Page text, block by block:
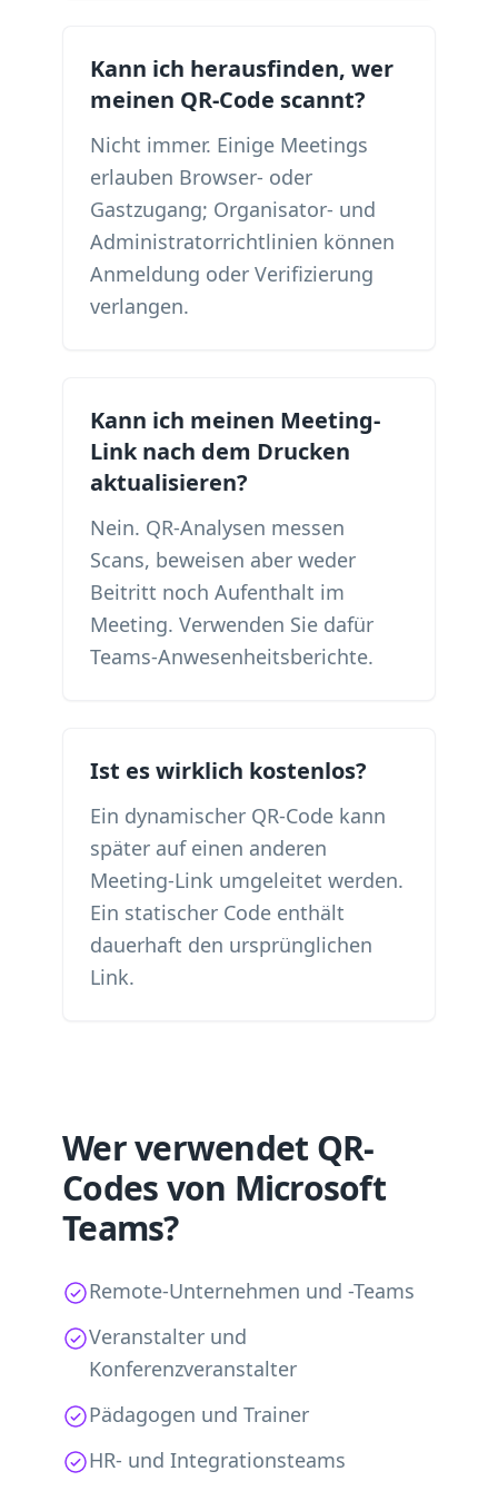
Kann ich herausfinden, wer
meinen QR-Code scannt?
Nicht immer. Einige Meetings
erlauben Browser- oder
Gastzugang; Organisator- und
Administratorrichtlinien können
Anmeldung oder Verifizierung
verlangen.
Kann ich meinen Meeting-
Link nach dem Drucken
aktualisieren?
Nein. QR-Analysen messen
Scans, beweisen aber weder
Beitritt noch Aufenthalt im
Meeting. Verwenden Sie dafür
Teams-Anwesenheitsberichte.
Ist es wirklich kostenlos?
Ein dynamischer QR-Code kann
später auf einen anderen
Meeting-Link umgeleitet werden.
Ein statischer Code enthält
dauerhaft den ursprünglichen
Link.
Wer verwendet QR-
Codes von Microsoft
Teams?
Remote-Unternehmen und -Teams
Veranstalter und
Konferenzveranstalter
Pädagogen und Trainer
HR- und Integrationsteams